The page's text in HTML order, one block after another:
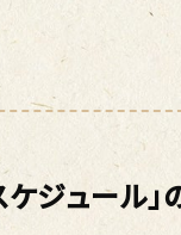
ジュール